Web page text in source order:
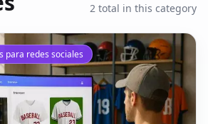
2 total in this category
para redes sociales